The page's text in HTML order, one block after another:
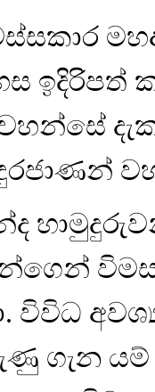
ඉදිරිපත්
විවිධ
ගැන